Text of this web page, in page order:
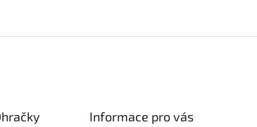
Informace pro vás